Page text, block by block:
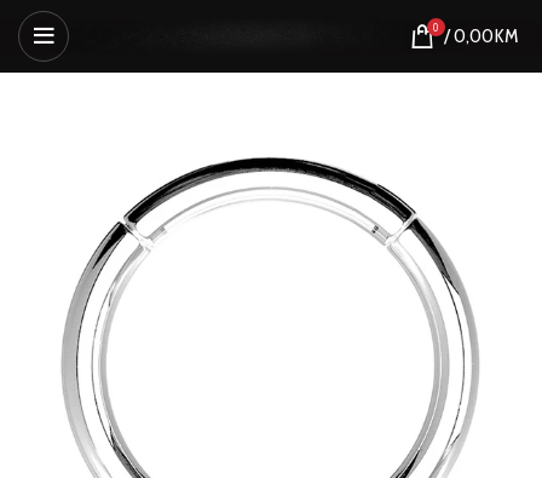
0 /0,00KM